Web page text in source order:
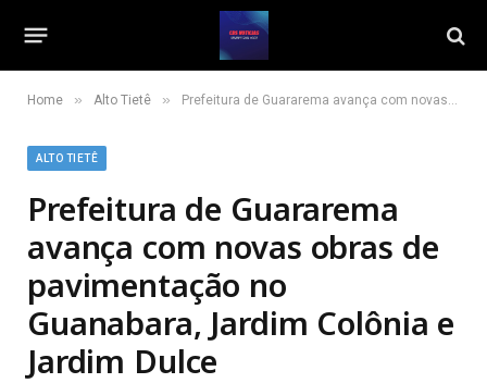
Home » Alto Tietê » Prefeitura de Guararema avança com novas obras de pavimentação no Guanabara, Jardim Colônia e Jardim Dulce
ALTO TIETÊ
Prefeitura de Guararema
avança com novas obras de
pavimentação no
Guanabara, Jardim Colônia e
Jardim Dulce